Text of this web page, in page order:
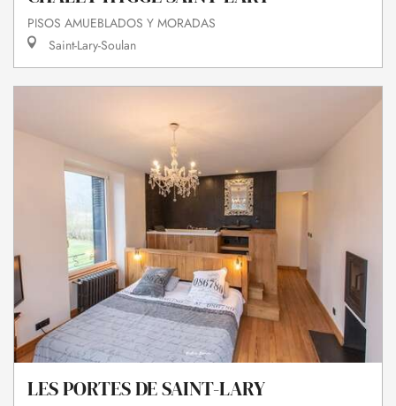
PISOS AMUEBLADOS Y MORADAS
Saint-Lary-Soulan
LES PORTES DE SAINT-LARY